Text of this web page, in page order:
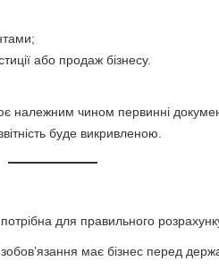
або продаж бізнесу.
належним чином первинні
буде викривленою.
для правильного
має бізнес перед